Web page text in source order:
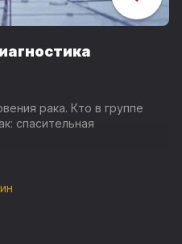
рака. Кто в группе
спасительная
из 15. Сегодня уже каждому
прошлого века
опухоль означала